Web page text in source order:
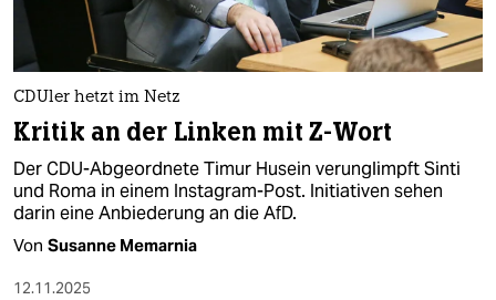
CDUler hetzt im Netz
Kritik an der Linken mit Z-Wort
Der CDU-Abgeordnete Timur Husein verunglimpft Sinti
und Roma in einem Instagram-Post. Initiativen sehen
darin eine Anbiederung an die AfD.
Von Susanne Memarnia
12.11.2025